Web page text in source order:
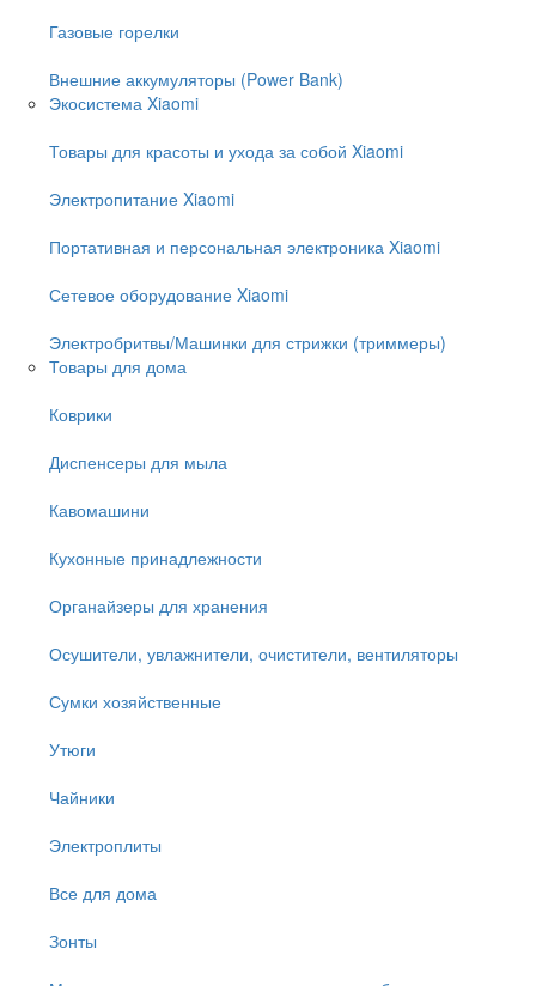
Газовые горелки
Внешние аккумуляторы (Power Bank)
Экосистема Xiaomi
Товары для красоты и ухода за собой Xiaomi
Электропитание Xiaomi
Портативная и персональная электроника Xiaomi
Сетевое оборудование Xiaomi
Электробритвы/Машинки для стрижки (триммеры)
Товары для дома
Коврики
Диспенсеры для мыла
Кавомашини
Кухонные принадлежности
Органайзеры для хранения
Осушители, увлажнители, очистители, вентиляторы
Сумки хозяйственные
Утюги
Чайники
Электроплиты
Все для дома
Зонты